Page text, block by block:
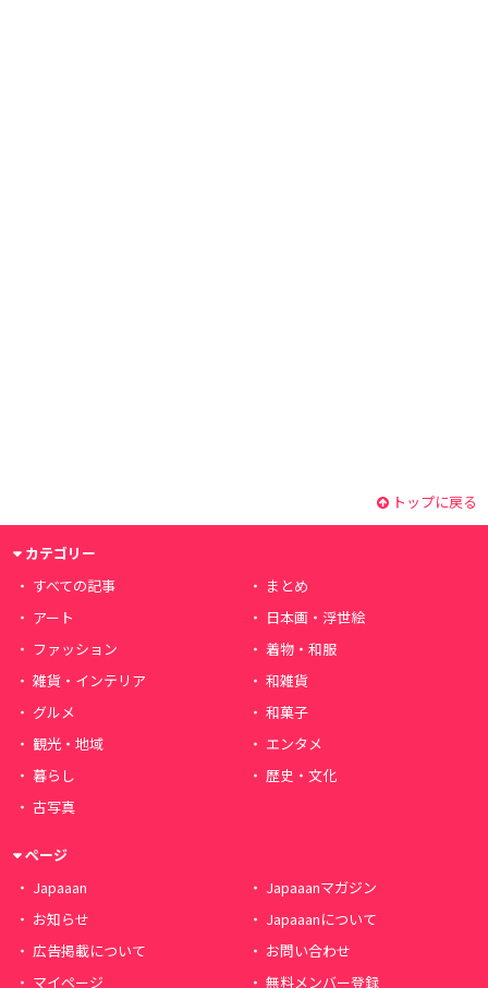
トップに戻る
カテゴリー
すべての記事
まとめ
アート
日本画・浮世絵
ファッション
着物・和服
雑貨・インテリア
和雑貨
グルメ
和菓子
観光・地域
エンタメ
暮らし
歴史・文化
古写真
ページ
Japaaan
Japaaanマガジン
お知らせ
Japaaanについて
広告掲載について
お問い合わせ
マイページ
無料メンバー登録